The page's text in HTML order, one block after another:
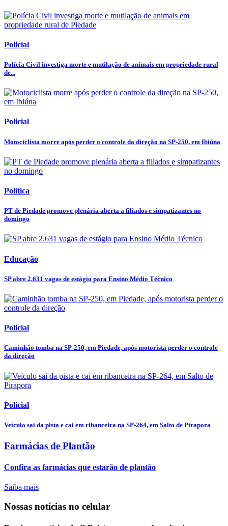
Policial
Polícia Civil investiga morte e mutilação de animais em propriedade rural
de...
Policial
Motociclista morre após perder o controle da direção na SP-250, em Ibiúna
Política
PT de Piedade promove plenária aberta a filiados e simpatizantes no
domingo
Educação
SP abre 2.631 vagas de estágio para Ensino Médio Técnico
Policial
Caminhão tomba na SP-250, em Piedade, após motorista perder o controle
da direção
Policial
Veículo sai da pista e cai em ribanceira na SP-264, em Salto de Pirapora
Farmácias de Plantão
Confira as farmácias que estarão de plantão
Saiba mais
Nossas notícias no celular